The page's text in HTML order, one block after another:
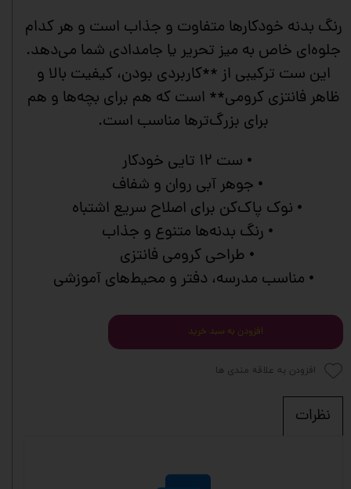
رنگ بدنه خودکارها متفاوت و جذاب است و هر کدام
جلوه‌ای خاص به میز تحریر یا جامدادی شما می‌دهد.
این ست ترکیبی از **کاربردی بودن، کیفیت بالا و
ظاهر فانتزی کرومی** است که هم برای بچه‌ها و هم
برای بزرگ‌ترها مناسب است.
• ست ۱۲ تایی خودکار
• جوهر آبی روان و شفاف
• نوک پاک‌کن برای اصلاح سریع اشتباه
• رنگ بدنه‌ها متنوع و جذاب
• طراحی کرومی فانتزی
• مناسب مدرسه، دفتر و محیط‌های آموزشی
افزودن به سبد خرید
افزودن به علاقه مندی ها
نظرات